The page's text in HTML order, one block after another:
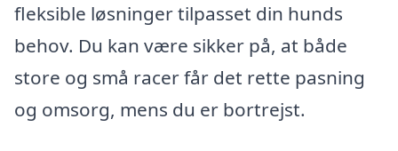
fleksible løsninger tilpasset din hunds
behov. Du kan være sikker på, at både
store og små racer får det rette pasning
og omsorg, mens du er bortrejst.